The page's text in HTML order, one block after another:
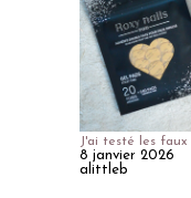
J'ai testé les
8 janvier 2026
alittleb